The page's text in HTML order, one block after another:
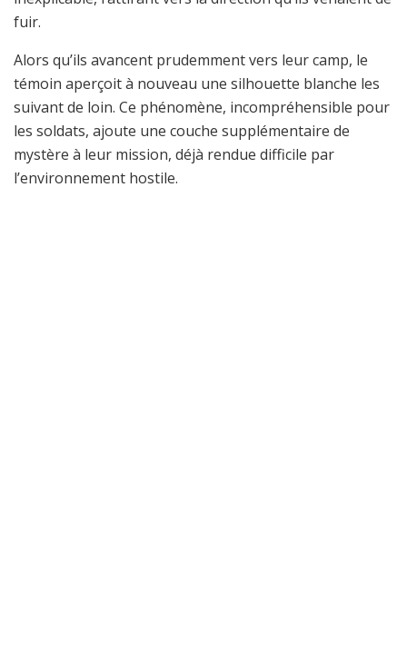
fuir.
Alors qu’ils avancent prudemment vers leur camp, le
témoin aperçoit à nouveau une silhouette blanche les
suivant de loin. Ce phénomène, incompréhensible pour
les soldats, ajoute une couche supplémentaire de
mystère à leur mission, déjà rendue difficile par
l’environnement hostile.